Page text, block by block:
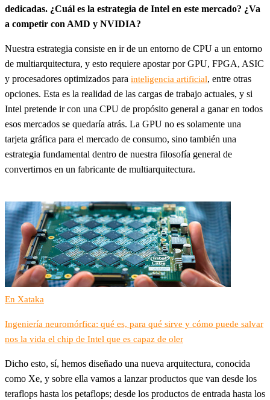
dedicadas. ¿Cuál es la estrategia de Intel en este mercado? ¿Va
a competir con AMD y NVIDIA?
Nuestra estrategia consiste en ir de un entorno de CPU a un entorno
de multiarquitectura, y esto requiere apostar por GPU, FPGA, ASIC
y procesadores optimizados para inteligencia artificial, entre otras
opciones. Esta es la realidad de las cargas de trabajo actuales, y si
Intel pretende ir con una CPU de propósito general a ganar en todos
esos mercados se quedaría atrás. La GPU no es solamente una
tarjeta gráfica para el mercado de consumo, sino también una
estrategia fundamental dentro de nuestra filosofía general de
convertirnos en un fabricante de multiarquitectura.
En Xataka
Ingeniería neuromórfica: qué es, para qué sirve y cómo puede salvar
nos la vida el chip de Intel que es capaz de oler
Dicho esto, sí, hemos diseñado una nueva arquitectura, conocida
como Xe, y sobre ella vamos a lanzar productos que van desde los
teraflops hasta los petaflops; desde los productos de entrada hasta los